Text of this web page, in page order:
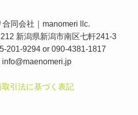
合同会社｜manomeri llc.
新潟県新潟市南区七軒241-3
201-9294 or 090-4381-1817
info@maenomeri.jp
取引法に基づく表記